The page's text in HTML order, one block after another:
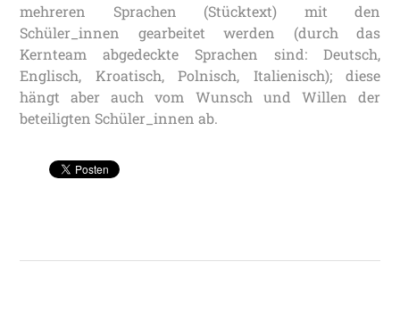
mehreren Sprachen (Stücktext) mit den
Schüler_innen gearbeitet werden (durch das
Kernteam abgedeckte Sprachen sind: Deutsch,
Englisch, Kroatisch, Polnisch, Italienisch); diese
hängt aber auch vom Wunsch und Willen der
beteiligten Schüler_innen ab.